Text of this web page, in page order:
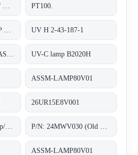
PT100.
UV H 2-43-187-1
UV-C lamp B2020H
ASSM-LAMP80V01
26UR15E8V001
ASSM-LAMP80V01